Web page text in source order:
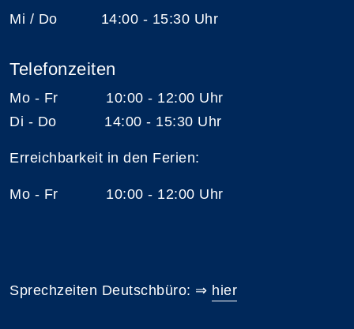
Mi / Do 14:00 - 15:30 Uhr
Telefonzeiten
Mo - Fr 10:00 - 12:00 Uhr
Di - Do 14:00 - 15:30 Uhr
Erreichbarkeit in den Ferien:
Mo - Fr 10:00 - 12:00 Uhr
Sprechzeiten Deutschbüro: ⇒ hier